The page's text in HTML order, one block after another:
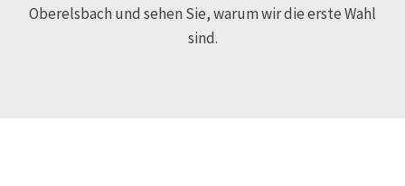
Oberelsbach und sehen Sie, warum wir die erste Wahl
sind.